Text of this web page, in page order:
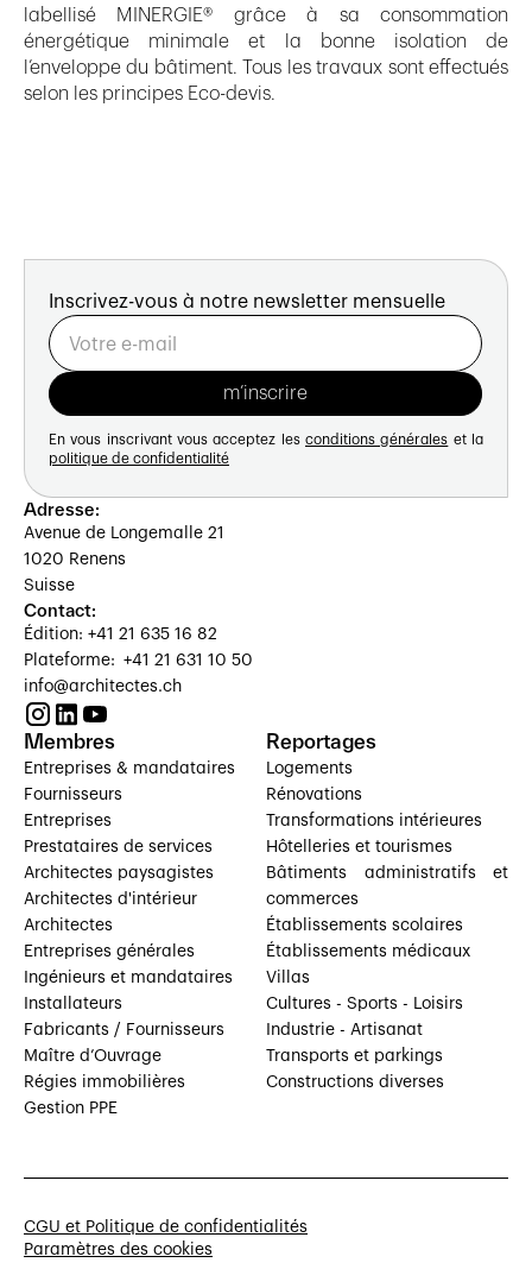
labellisé MINERGIE® grâce à sa consommation
énergétique minimale et la bonne isolation de
l’enveloppe du bâtiment. Tous les travaux sont effectués
selon les principes Eco-devis.
Inscrivez-vous à notre newsletter mensuelle
En vous inscrivant vous acceptez les conditions générales et la
politique de confidentialité
Adresse:
Avenue de Longemalle 21
1020 Renens
Suisse
Contact:
Édition: +41 21 635 16 82
Plateforme: +41 21 631 10 50
info@architectes.ch
Membres
Entreprises & mandataires
Fournisseurs
Entreprises
Prestataires de services
Architectes paysagistes
Architectes d'intérieur
Architectes
Entreprises générales
Ingénieurs et mandataires
Installateurs
Fabricants / Fournisseurs
Maître d’Ouvrage
Régies immobilières
Gestion PPE
Reportages
Logements
Rénovations
Transformations intérieures
Hôtelleries et tourismes
Bâtiments administratifs et
commerces
Établissements scolaires
Établissements médicaux
Villas
Cultures - Sports - Loisirs
Industrie - Artisanat
Transports et parkings
Constructions diverses
CGU et Politique de confidentialités
Paramètres des cookies